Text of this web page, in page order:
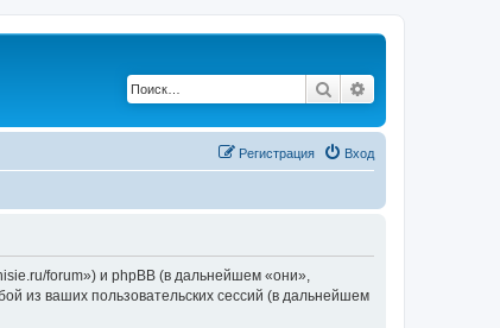
Поиск
Вход
Регистрация
forum») и phpBB (в дальнейшем «они»,
из ваших пользовательских сессий (в дальнейшем